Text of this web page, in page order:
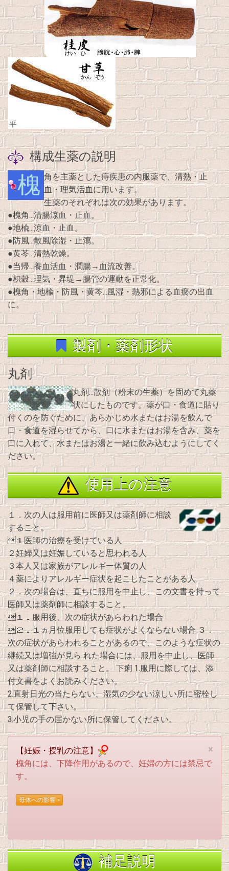
構成生薬の説明
槐角を主薬とした痔疾患の内服薬で、清熱・止 血・理気活血に用います。
生薬のそれぞれは次の効果があります。
●槐角…清腸涼血・止血。
●地楡…涼血・止血。
●防風…散風除湿・止瀉。
●黄芩…清熱乾燥。
●当帰…養血活血・潤腸→血流改善。
●枳穀…理気・昇堤→腸管の運動を正常化。
●槐角・地楡・防風・黄芩…風湿・熱邪による血瘀の出血
に。
製剤・薬剤形状
丸剤
丸剤…散剤（粉末の生薬）を固めて丸薬
状にしたものです。薬が口・食道に貼り
付くのを防ぐために、あらかじめ水またはお湯を飲んで
口・食道を湿らせてから、口に水またはお湯を含み、薬を
口に入れて、水またはお湯と一緒に飲み込むようにしてく
ださい。
使用上の注意
１．次の人は服用前に医師又は薬剤師に相談
すること。
１医師の治療を受けている人
２妊婦又は妊娠していると思われる人
３本人又は家族がアレルギー体質の人
４薬によりアレルギー症状を起こしたことがある人
２．次の場合は、直ちに服用を中止し、この文書を持って
医師又は薬剤師に相談すること。
１．服用後、次の症状があらわれた場合
２．１ヵ月位服用しても症状がよくならない場合 ３．
次の症状があらわれることがあるので、このような症状の
継続又は増強が見ら れた場合には、服用を中止し、医師
又は薬剤師に相談すること。 下痢 1.服用に際しては、添
付文書をよくお読みください。
2.直射日光の当たらない、湿気の少ない涼しい所に密栓し
て保管して下さい。
3.小児の手の届かない所に保管してください。
×
【妊娠・授乳の注意】
槐角には、下降作用があるので、妊婦の方には禁忌で
す。
補足説明